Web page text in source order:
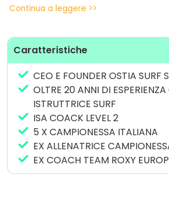
Ama viaggiare, insegnare, e
Surfare non è solo uno sport,
esperienza di vita e condivisione.
Sia quando era parte del team
la sua scuola di surf “Ostia Surf
livello personale , Valentina
accompagnato negli anni tante
Umile e professionale sara la
per il prossimo surf trip di gruppo .
Valentina collabora da anni con
Continua a leggere >>
Caratteristiche
CEO E FOUNDER OSTIA SURF
OLTRE 20 ANNI DI
ISTRUTTRICE SURF
ISA COACK LEVEL 2
5 X CAMPIONESSA ITALIANA
EX ALLENATRICE
EX COACH TEAM ROXY